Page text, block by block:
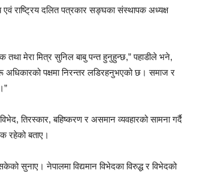
एवं राष्ट्रिय दलित पत्रकार सङ्घका संस्थापक अध्यक्ष
तथा मेरा मित्र सुनिल बाबु पन्त हुनुहुन्छ,” पहाडीले भने,
अधिकारको पक्षमा निरन्तर लडिरहनुभएको छ। समाज र
तिरस्कार, बहिष्करण र असमान व्यवहारको सामना गर्दै
रहेको बताए।
सुनाए। नेपालमा विद्यमान विभेदका विरुद्ध र विभेदको